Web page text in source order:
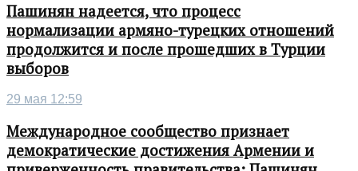
Пашинян надеется, что процесс
нормализации армяно-турецких отношений
продолжится и после прошедших в Турции
выборов
29 мая 12:59
Международное сообщество признает
демократические достижения Армении и